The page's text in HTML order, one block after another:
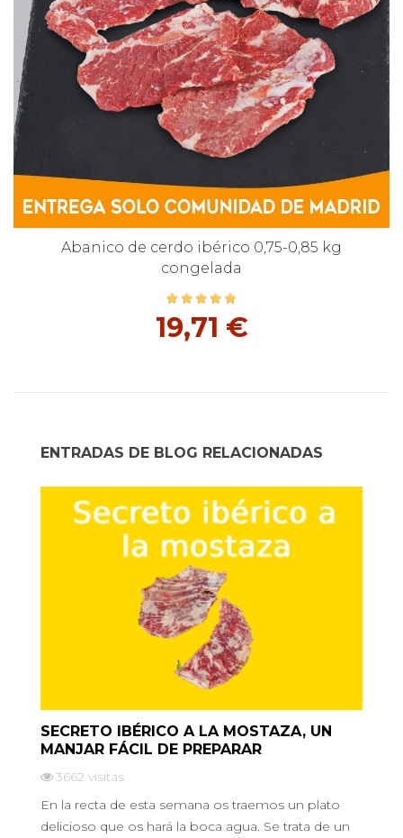
Abanico de cerdo ibérico 0,75-0,85 kg
congelada
19,71 €
ENTRADAS DE BLOG RELACIONADAS
SECRETO IBÉRICO A LA MOSTAZA, UN
MANJAR FÁCIL DE PREPARAR
3662 visitas
En la recta de esta semana os traemos un plato
delicioso que os hará la boca agua. Se trata de un